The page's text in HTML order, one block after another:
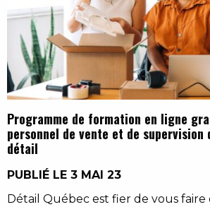
Programme de formation en ligne
personnel de vente et de supervision
détail
PUBLIÉ LE 3 MAI 23
Détail Québec est fier de vous faire